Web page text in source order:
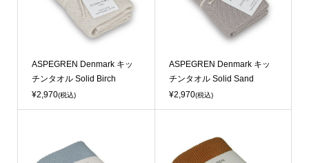
ASPEGREN Denmark キッ
チンタオル Solid Birch
¥2,970(税込)
ASPEGREN Denmark キッ
チンタオル Solid Sand
¥2,970(税込)